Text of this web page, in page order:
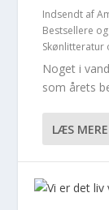
Indsendt af
Bestsellere
Noget i
som årets
LÆS MERE